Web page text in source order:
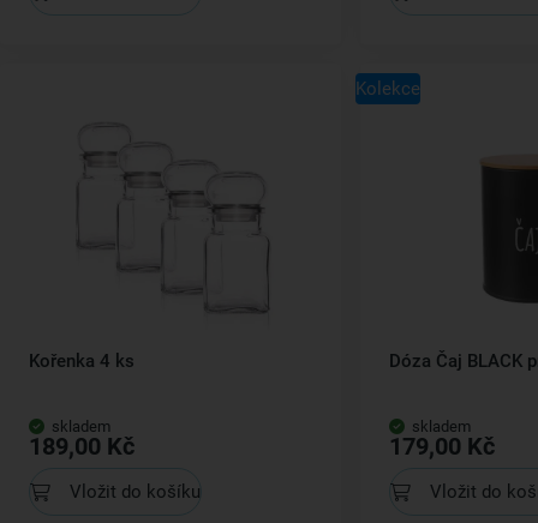
Kořenka 4 ks
skladem
189,00 Kč
Vložit do košíku
Kolekce
Dóza Čaj BLACK
skladem
179,00 Kč
Vložit do